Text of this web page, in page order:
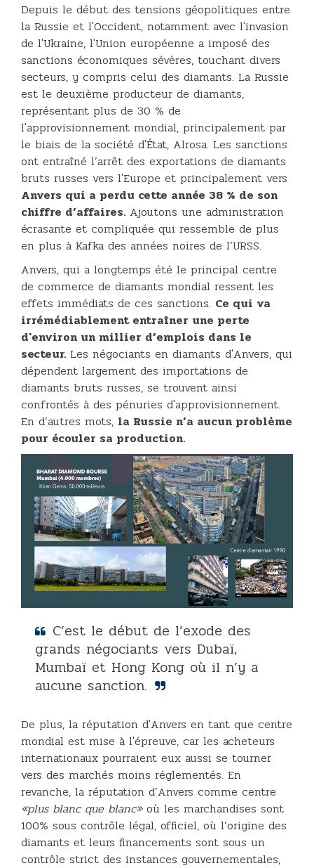
Depuis le début des tensions géopolitiques entre
la Russie et l'Occident, notamment avec l'invasion
de l'Ukraine, l'Union européenne a imposé des
sanctions économiques sévères, touchant divers
secteurs, y compris celui des diamants. La Russie
est le deuxième producteur de diamants,
représentant plus de 30 % de
l'approvisionnement mondial, principalement par
le biais de la société d'État, Alrosa. Les sanctions
ont entraîné l’arrêt des exportations de diamants
bruts russes vers l'Europe et principalement vers
Anvers qui a perdu cette année 38 % de son
chiffre d’affaires. Ajoutons une administration
écrasante et compliquée qui ressemble de plus
en plus à Kafka des années noires de l’URSS.
Anvers, qui a longtemps été le principal centre
de commerce de diamants mondial ressent les
effets immédiats de ces sanctions. Ce qui va
irrémédiablement entraîner une perte
d'environ un millier d’emplois dans le
secteur. Les négociants en diamants d'Anvers, qui
dépendent largement des importations de
diamants bruts russes, se trouvent ainsi
confrontés à des pénuries d'approvisionnement.
En d’autres mots, la Russie n’a aucun problème
pour écouler sa production.
C’est le début de l’exode des
grands négociants vers Dubaï,
Mumbaï et Hong Kong où il n’y a
aucune sanction.
De plus, la réputation d'Anvers en tant que centre
mondial est mise à l'épreuve, car les acheteurs
internationaux pourraient eux aussi se tourner
vers des marchés moins réglementés. En
revanche, la réputation d’Anvers comme centre
«plus blanc que blanc»où les marchandises sont
100% sous contrôle légal, officiel, où l’origine des
diamants et leurs financements sont sous un
contrôle strict des instances gouvernementales,